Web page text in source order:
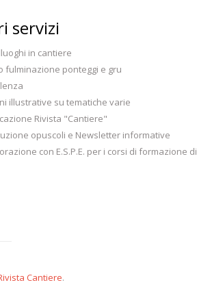
servizi
in cantiere
fulminazione ponteggi e gru
illustrative su tematiche varie
Rivista "Cantiere"
opuscoli e Newsletter informative
con E.S.P.E. per i corsi di formazione di
Cantiere.